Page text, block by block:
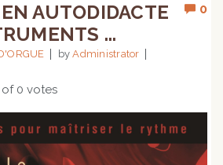
0
AUTODIDACTE
...
byAdministrator
of 0 votes